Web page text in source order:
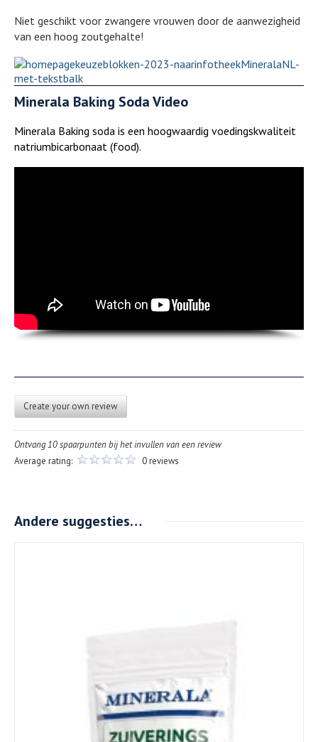
Niet geschikt voor zwangere vrouwen door de aanwezigheid
van een hoog zoutgehalte!
Minerala Baking Soda Video
Minerala Baking soda is een hoogwaardig voedingskwaliteit
natriumbicarbonaat (food).
Create your own review
Ontvang 10 spaarpunten bij het invullen van een review
Average rating:
0 reviews
Andere suggesties…